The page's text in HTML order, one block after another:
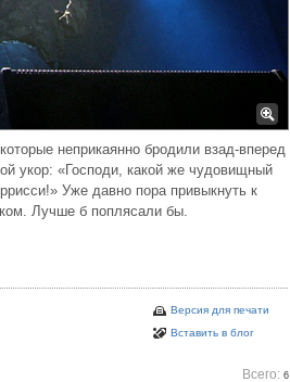
неприкаянно бродили взад-вперед
укор: «Господи, какой же чудовищный
Уже давно пора привыкнуть к
Лучше б поплясали бы.
Версия для печати
Вставить в блог
Всего: 6